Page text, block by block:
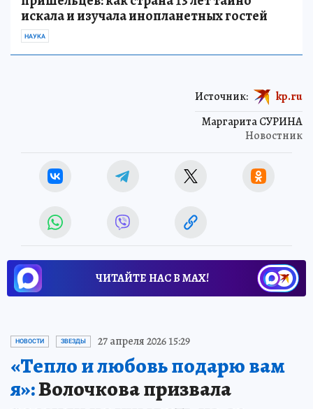
искала и изучала инопланетных гостей
НАУКА
Маргарита СУРИНА
Новостник
Источник: kp.ru
ЧИТАЙТЕ НАС В МАХ!
НОВОСТИ ЗВЕЗДЫ 27 апреля 2026 15:29
«Тепло и любовь подарю вам
я»:Волочкова призвала